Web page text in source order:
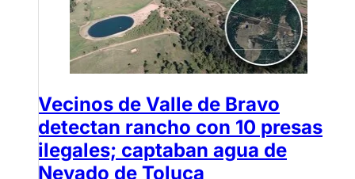
Vecinos de Valle de Bravo
detectan rancho con 10 presas
ilegales; captaban agua de
Nevado de Toluca